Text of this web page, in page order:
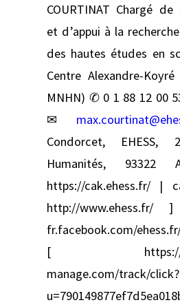
COURTINAT Chargé
et d’appui à la
des hautes études en
Centre Alexandre-Koyré
MNHN) ✆ 0 1 88 12 00
✉
Condorcet,
Humanités, 93322
https://cak.ehess.fr/ |
http://
fr.facebook.com/
[ https://
manage.com/track/click?